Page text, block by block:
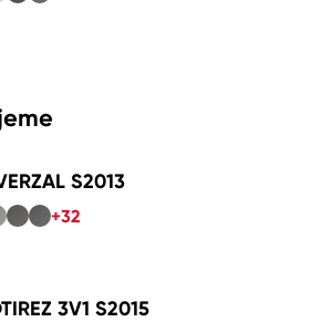
S2013
+32
3V1 S2015